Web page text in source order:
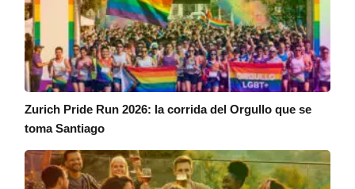
Zurich Pride Run 2026: la corrida del Orgullo que se
toma Santiago